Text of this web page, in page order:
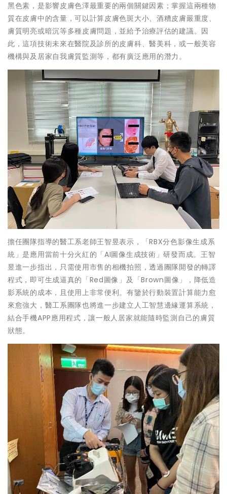
黑色素，是影響皮膚色澤最重要的兩個關鍵因素；掌握這兩種物
質在皮膚中的含量，可以計算皮膚色斑大小、酒糟皮膚嚴重度、
膚質明亮或暗沉等多種皮膚問題，並給予治療評估的建議。因
此，這項技術未來在醫院及診所的皮膚科、醫美科，或一般美容
機構與及居家自我膚質監測等，都有廣泛應用的潛力。
擔任團隊指導的醫工系老師王智昱表示，「RBX分色影像生成系
統」是應用當前十分火紅的「AI圖像生成技術」研發而成。王智
昱進一步指出，只需使用市售的相機拍照，透過團隊開發的轉譯
程式，即可生成逼真的「Red圖像」及「Brown圖像」，降低造
影系統的成本，且使用上非常便利。有鑒於行動裝置計算能力愈
來愈強大，醫工系團隊也將進一步建立人工智慧邊緣運算系統，
結合手機APP應用程式，讓一般人居家就能隨時監測自己的膚質
狀態。